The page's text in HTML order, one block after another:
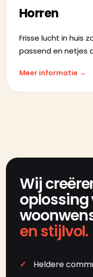
Horren
Frisse lucht in huis
passend en netjes
Meer informatie →
Wij
oplossing
en stijlvol.
Heldere